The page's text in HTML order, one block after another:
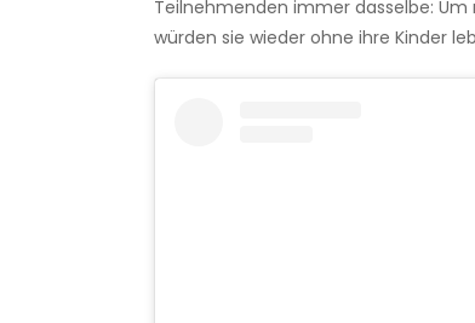
Teilnehmenden immer dasselbe:
würden sie wieder ohne ihre Kinder